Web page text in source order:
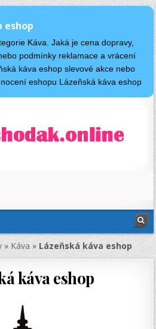
eshop
Káva. Jaká je cena dopravy,
podmínky reklamace a vrácení
káva eshop slevové akce nebo
eshopu Lázeňská káva eshop
»Káva»Lázeňská káva eshop
káva eshop